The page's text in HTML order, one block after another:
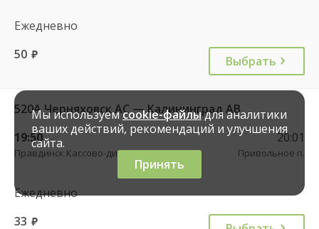
Ежедневно
50 руб. Выбрать
520А Черняховск АС — Калининград АВ
19:50
Правдинск Кассово-диспетчерский пункт
20:01
Привольное п.
Ежедневно
33 руб.
Мы используемcookie-файлыдля аналитики
ваших действий, рекомендаций и улучшения
сайта.
Принять